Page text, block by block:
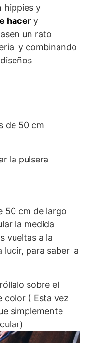
hippies y
hacer y
un rato
y combinando
de 50 cm
la pulsera
50 cm de largo
la medida
vueltas a la
lucir, para saber la
sobre el
color ( Esta vez
simplemente